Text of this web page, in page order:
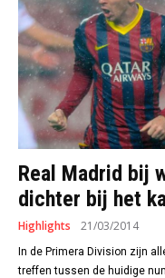
Real Madrid bij
dichter bij het
Highlights 21/03/2014
In de Primera Division zijn
treffen tussen de huidige